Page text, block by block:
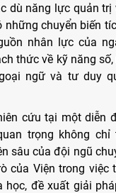
dù năng lực quản
những chuyển biến
nhân lực của
thức về kỹ năng
ngữ và tư duy
cứu tại một diễn
trọng không chỉ
sâu của đội ngũ
của Viện trong việc
học, đề xuất giải